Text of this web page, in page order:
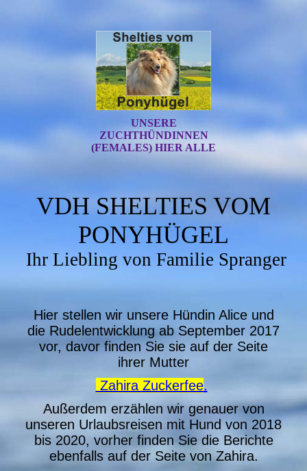
UNSERE
ZUCHTHÜNDINNEN
(FEMALES) HIER ALLE
VDH SHELTIES VOM
PONYHÜGEL
Ihr Liebling von Familie Spranger
Hier stellen wir unsere Hündin Alice und
die Rudelentwicklung ab September 2017
vor, davor finden Sie sie auf der Seite
ihrer Mutter
Zahira Zuckerfee.
Außerdem erzählen wir genauer von
unseren Urlaubsreisen mit Hund von 2018
bis 2020, vorher finden Sie die Berichte
ebenfalls auf der Seite von Zahira.